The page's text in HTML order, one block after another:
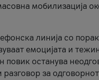
мобилизација
линија со
емоцијата и
повик останува
за